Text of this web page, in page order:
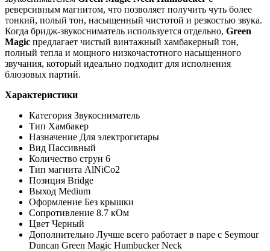
реверсивным магнитом, что позволяет получить чуть более
тонкий, полый тон, насыщенный чистотой и резкостью звука.
Когда бридж-звукосниматель используется отдельно, Green
Magic предлагает чистый винтажный хамбакерный тон,
полный тепла и мощного низкочастотного насыщенного
звучания, который идеально подходит для исполнения
блюзовых партий.
Характеристики
Категория Звукосниматель
Тип Хамбакер
Назначение Для электрогитары
Вид Пассивный
Количество струн 6
Тип магнита AlNiCo2
Позиция Bridge
Выход Medium
Оформление Без крышки
Сопротивление 8.7 кОм
Цвет Черный
Дополнительно Лучше всего работает в паре с Seymour
Duncan Green Magic Humbucker Neck